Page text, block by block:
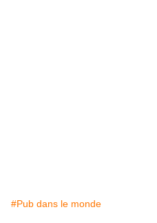
#Pub dans le monde